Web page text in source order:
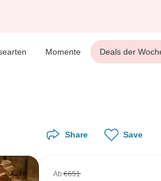
Momente Deals der
Share Save
Ab€651